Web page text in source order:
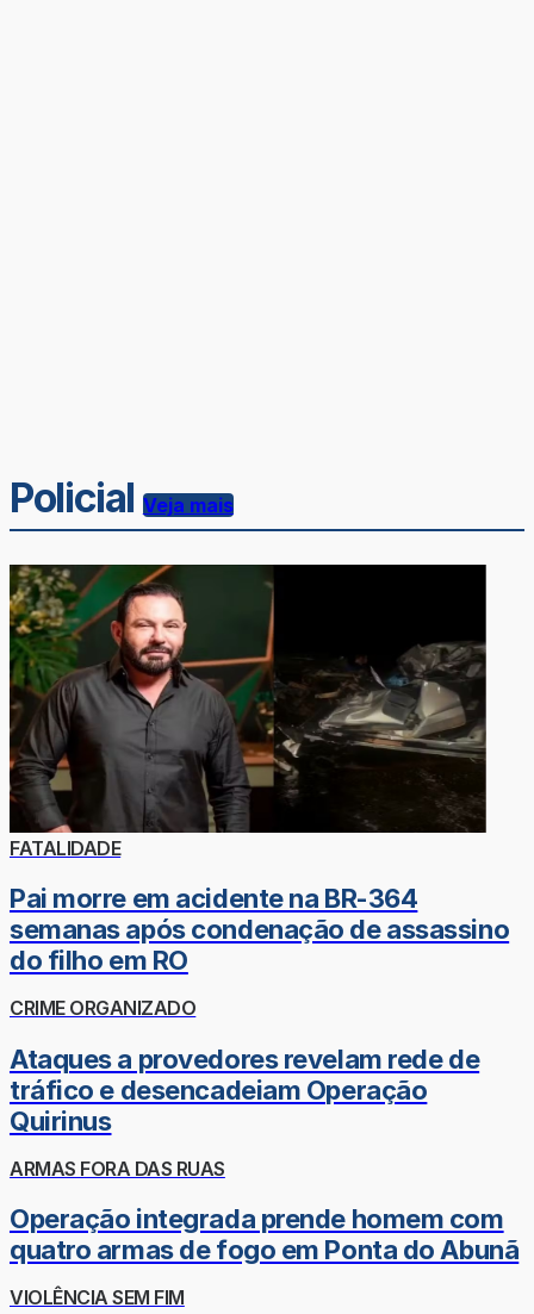
Policial Veja mais
FATALIDADE
Pai morre em acidente na BR-364
semanas após condenação de assassino
do filho em RO
CRIME ORGANIZADO
Ataques a provedores revelam rede de
tráfico e desencadeiam Operação
Quirinus
ARMAS FORA DAS RUAS
Operação integrada prende homem com
quatro armas de fogo em Ponta do Abunã
VIOLÊNCIA SEM FIM